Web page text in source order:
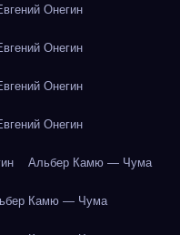
Онегин
Онегин
Онегин
Онегин
Альбер Камю — Чума
Камю — Чума